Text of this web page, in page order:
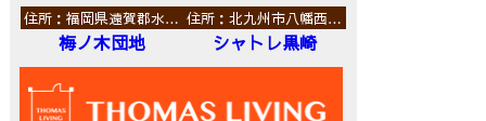
住所：福岡県遠賀郡水…
梅ノ木団地
住所：北九州市八幡西…
シャトレ黒崎